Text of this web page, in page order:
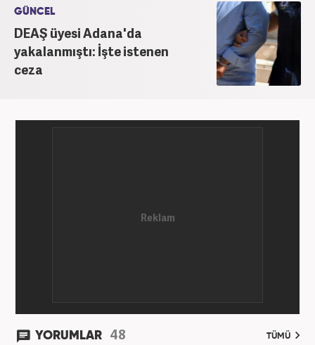
GÜNCEL
DEAŞ üyesi Adana'da
yakalanmıştı: İşte istenen
ceza
YORUMLAR 48 TÜMÜ